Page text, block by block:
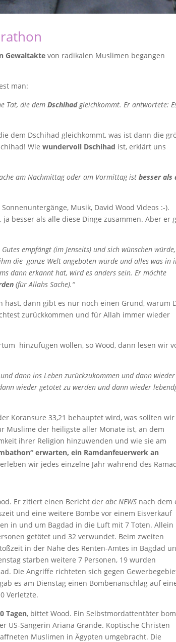
Gewaltakte von radikalen Muslimen begangen
man:
Tat, die demDschihadgleichkommt. Er antwortete:
dem Dschihad gleichkommt, was ist dann die
Wie wundervoll Dschihad ist, erklärt uns
am Nachmittag oder am Vormittag istbesser als
Musik, David Wood Videos :-).
besser als alle diese Dinge zusammen. Aber er
empfängt (im Jenseits) und sich wünschen würde,
die ganze Welt angeboten würde und alles was in
dann erkannt hat, wird es anders sein. Er möchte
(für Allahs Sache).“
hast, dann gibt es nur noch einen Grund, warum
zurückkommen und für Allah immer wieder
hinzufügen wollen, so Wood, dann lesen wir
dann ins Leben zurückzukommen und dann wieder
wieder getötet zu werden und dann wieder
Koransure 33,21 behauptet wird, was sollten wir
Muslime der heiligste aller Monate ist, an dem
ihrer Religion hinzuwenden und wie sie am
erwarten, ein Ramdanfeuerwerk an
wir jedes einzelne Jahr während des
Er zitiert einen Bericht derabc NEWS nach dem
und eine weitere Bombe vor einem Eisverkauf
in und um Bagdad in die Luft mit 7 Toten. Allein
getötet und 32 verwundet. Beim zweiten
in der Nähe des Renten-Amtes in Bagdad
starben weitere 7 Personen, 19 wurden
Die Angriffe richteten sich gegen
es am Dienstag einen Bombenanschlag auf
Verletzte.
Tagen, bittet Wood. Ein Selbstmordattentäter
US-Sängerin Ariana Grande. Koptische Christen
Muslimen in Ägypten umgebracht. Die